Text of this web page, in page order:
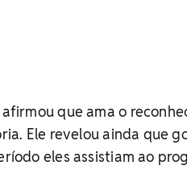
que ama o
Ele revelou ainda que
eles assistiam ao